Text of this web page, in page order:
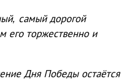
самый дорогой
его торжественно и
Дня Победы остаётся